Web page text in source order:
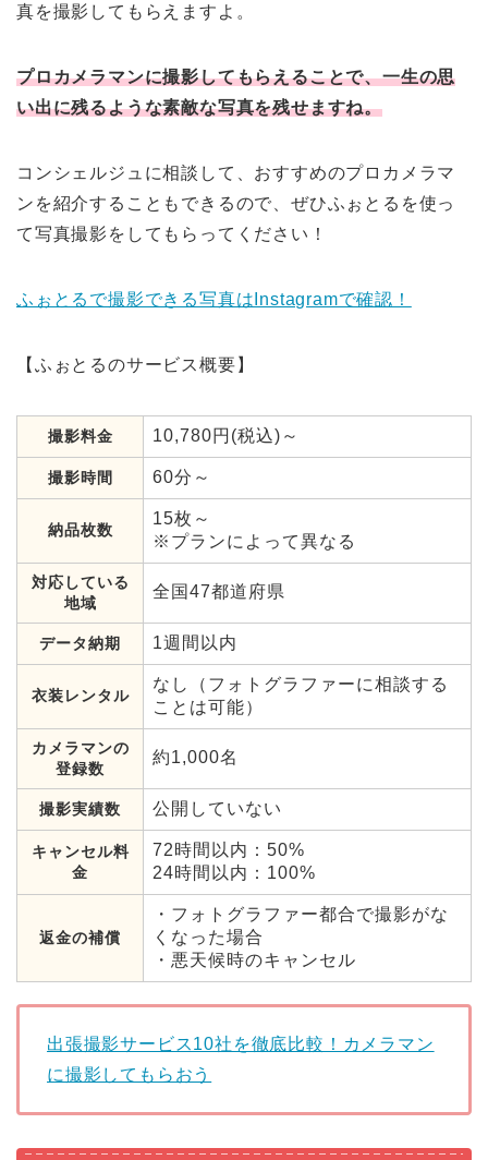
真を撮影してもらえますよ。
プロカメラマンに撮影してもらえることで、一生の思
い出に残るような素敵な写真を残せますね。
コンシェルジュに相談して、おすすめのプロカメラマ
ンを紹介することもできるので、ぜひふぉとるを使っ
て写真撮影をしてもらってください！
ふぉとるで撮影できる写真はInstagramで確認！
【ふぉとるのサービス概要】
撮影料金 10,780円(税込)～
撮影時間 60分～
納品枚数
15枚～
※プランによって異なる
対応している
地域
全国47都道府県
データ納期 1週間以内
衣装レンタル
なし（フォトグラファーに相談する
ことは可能）
カメラマンの
登録数
約1,000名
撮影実績数 公開していない
キャンセル料
金
72時間以内：50%
24時間以内：100%
返金の補償
・フォトグラファー都合で撮影がな
くなった場合
・悪天候時のキャンセル
出張撮影サービス10社を徹底比較！カメラマン
に撮影してもらおう